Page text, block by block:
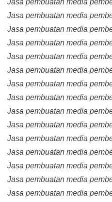
Jasa pembuatan media
Jasa pembuatan media
Jasa pembuatan media
Jasa pembuatan media
Jasa pembuatan media
Jasa pembuatan media
Jasa pembuatan media
Jasa pembuatan media
Jasa pembuatan media
Jasa pembuatan media
Jasa pembuatan media
Jasa pembuatan media
Jasa pembuatan media
Jasa pembuatan media
Jasa pembuatan media